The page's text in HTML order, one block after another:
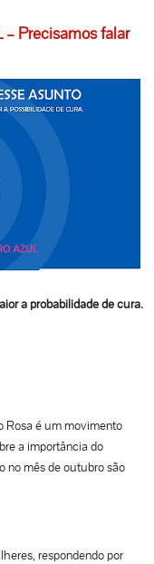
– Precisamos falar
a probabilidade de cura.
Rosa é um movimento
a importância do
no mês de outubro são
respondendo por